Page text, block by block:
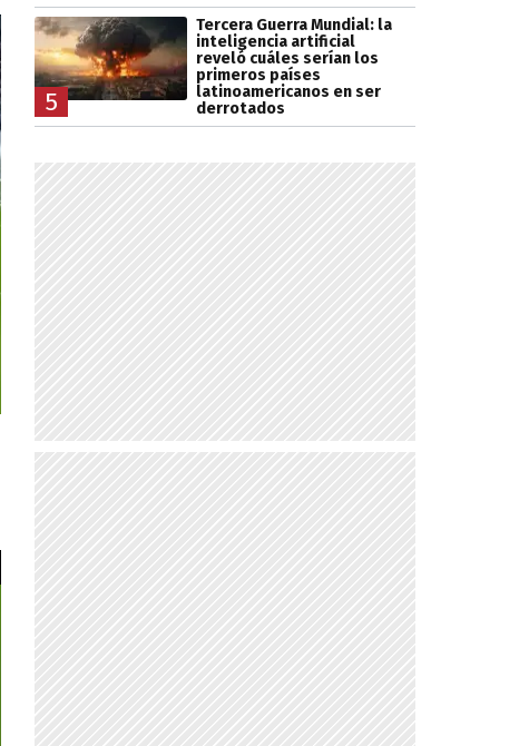
5
Tercera Guerra Mundial: la
inteligencia artificial
reveló cuáles serían los
primeros países
latinoamericanos en ser
derrotados